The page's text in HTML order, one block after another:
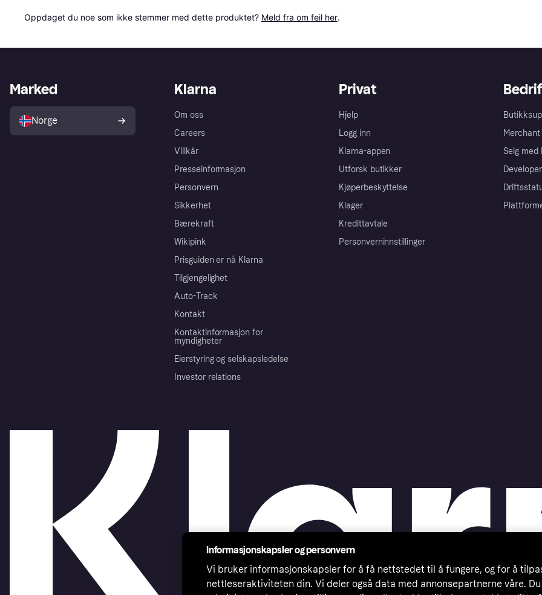
Oppdaget du noe som ikke stemmer med dette produktet? Meld fra om feil her.
Klarna
Om oss
Careers
Villkår
Presseinformasjon
Personvern
Sikkerhet
Bærekraft
Wikipink
Prisguiden er nå Klarna
Tilgjengelighet
Auto-Track
Kontakt
Kontaktinformasjon for
myndigheter
Eierstyring og selskapsledelse
Investor relations
Privat
Hjelp
Logg inn
Klarna-appen
Utforsk butikker
Kjøperbeskyttelse
Klager
Kredittavtale
Personverninnstillinger
Selg med
Marked
Norge
Informasjonskapsler og personvern
Vi bruker informasjonskapsler for å få nettstedet til å fungere, og for å
nettleseraktiviteten din. Vi deler også data med annonsepartnerne våre.